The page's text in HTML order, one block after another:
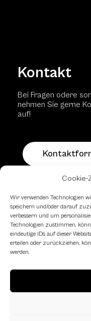
Cookie-
Wir verwenden Technologien
speichern und/oder darauf
verbessern und um
Technologien zustimmen,
eindeutige IDs auf dieser
erteilen oder zurückziehen,
werden.
Kontakt
Bei Fragen odere
nehmen Sie gerne
auf!